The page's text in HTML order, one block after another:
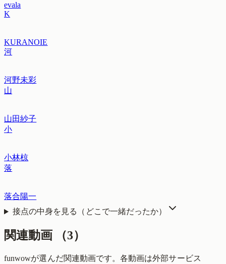
evala
K
KURANOIE
河
河野未彩
山
山田紗子
小
小林椋
落
落合陽一
接点の中身を見る（どこで一緒だったか）
関連動画 （3）
funwowが選んだ関連動画です。各動画は外部サービス